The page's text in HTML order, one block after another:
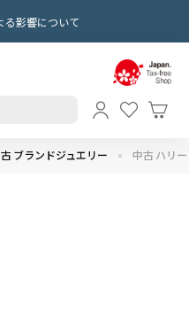
る影響について
ブランドジュエリー 中古 ハリ